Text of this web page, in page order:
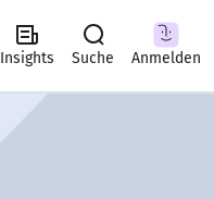
Insights Suche Anmelden